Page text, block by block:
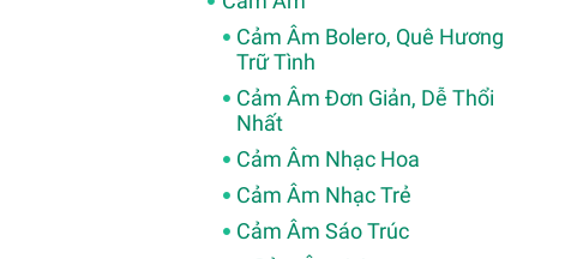
Cảm Âm Bolero, Quê Hương
Trữ Tình
Cảm Âm Đơn Giản, Dễ Thổi
Nhất
Cảm Âm Nhạc Hoa
Cảm Âm Nhạc Trẻ
Cảm Âm Sáo Trúc